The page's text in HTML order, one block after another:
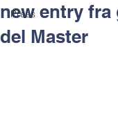
Press
new entry
del Master